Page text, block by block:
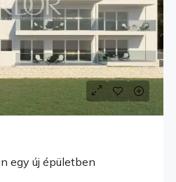
egy új épületben